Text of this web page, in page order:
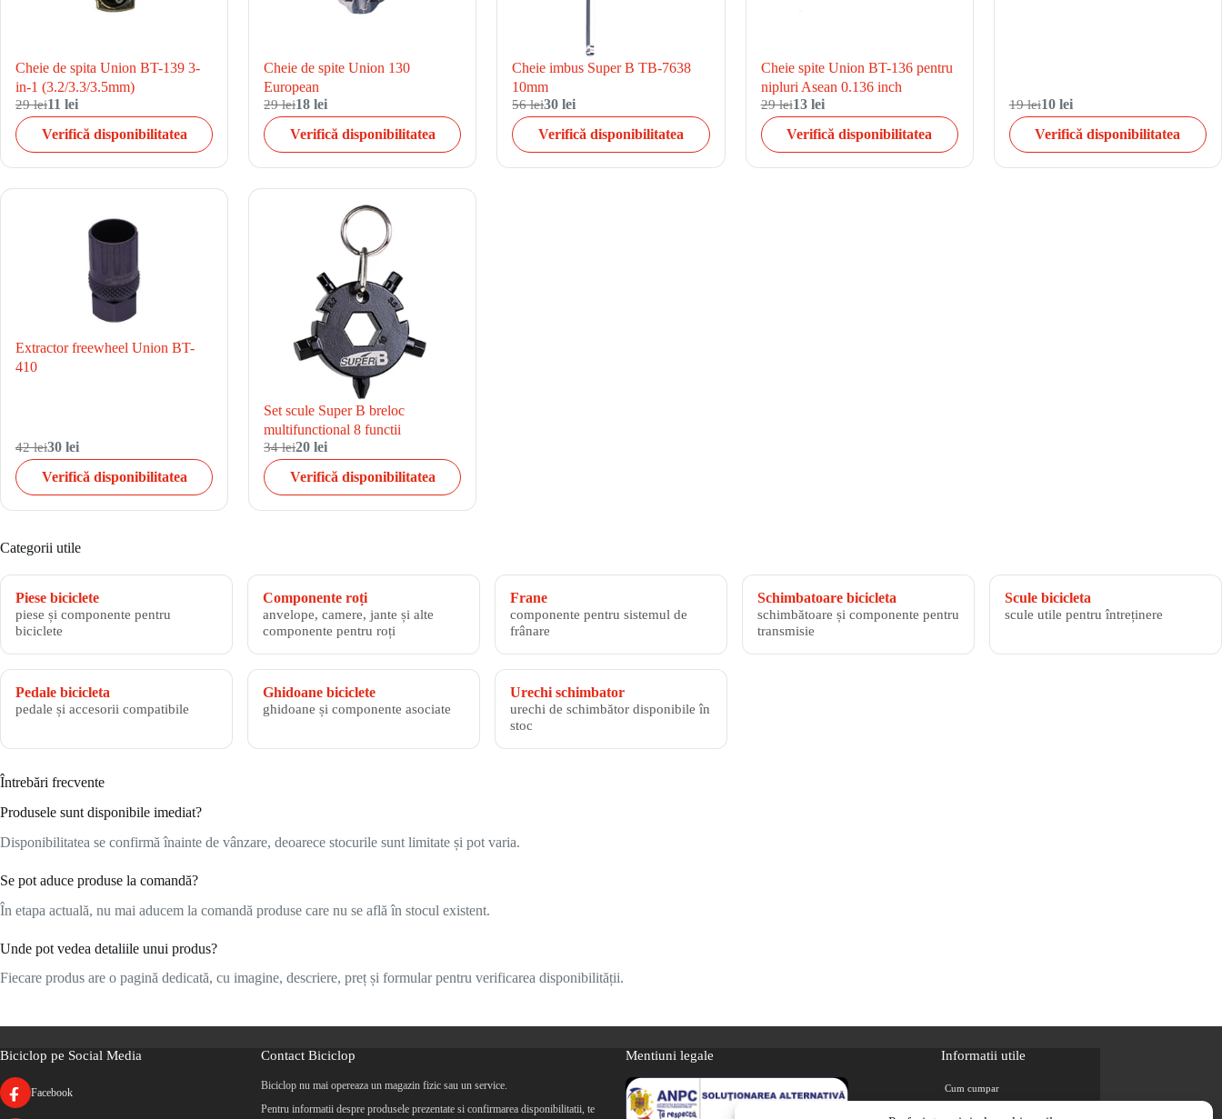
Cheie de spita Union BT-139 3-
in-1 (3.2/3.3/3.5mm)
29 lei11 lei
Verifică disponibilitatea
Cheie de spite Union 130
European
29 lei18 lei
Verifică disponibilitatea
Cheie imbus Super B TB-7638
10mm
56 lei30 lei
Verifică disponibilitatea
Cheie spite Union BT-136 pentru
nipluri Asean 0.136 inch
29 lei13 lei
Verifică disponibilitatea
19 lei10 lei
Verifică disponibilitatea
Extractor freewheel Union BT-
410
42 lei30 lei
Verifică disponibilitatea
Set scule Super B breloc
multifunctional 8 functii
34 lei20 lei
Verifică disponibilitatea
Categorii utile
Piese biciclete
piese și componente pentru
biciclete
Componente roți
anvelope, camere, jante și alte
componente pentru roți
Frane
componente pentru sistemul de
frânare
Schimbatoare bicicleta
schimbătoare și componente pentru
transmisie
Scule bicicleta
scule utile pentru întreținere
Pedale bicicleta
pedale și accesorii compatibile
Ghidoane biciclete
ghidoane și componente asociate
Urechi schimbator
urechi de schimbător disponibile în
stoc
Întrebări frecvente
Produsele sunt disponibile imediat?
Disponibilitatea se confirmă înainte de vânzare, deoarece stocurile sunt limitate și pot varia.
Se pot aduce produse la comandă?
În etapa actuală, nu mai aducem la comandă produse care nu se află în stocul existent.
Unde pot vedea detaliile unui produs?
Fiecare produs are o pagină dedicată, cu imagine, descriere, preț și formular pentru verificarea disponibilității.
Biciclop pe Social Media
Facebook
Contact Biciclop
Biciclop nu mai opereaza un magazin fizic sau un service.
Pentru informatii despre produsele prezentate si confirmarea disponibilitatii, te
Mentiuni legale Informatii utile
Cum cumpar